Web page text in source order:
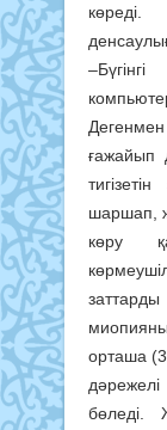
ғажайып
шаршап,
көру
орташа
бөледі.